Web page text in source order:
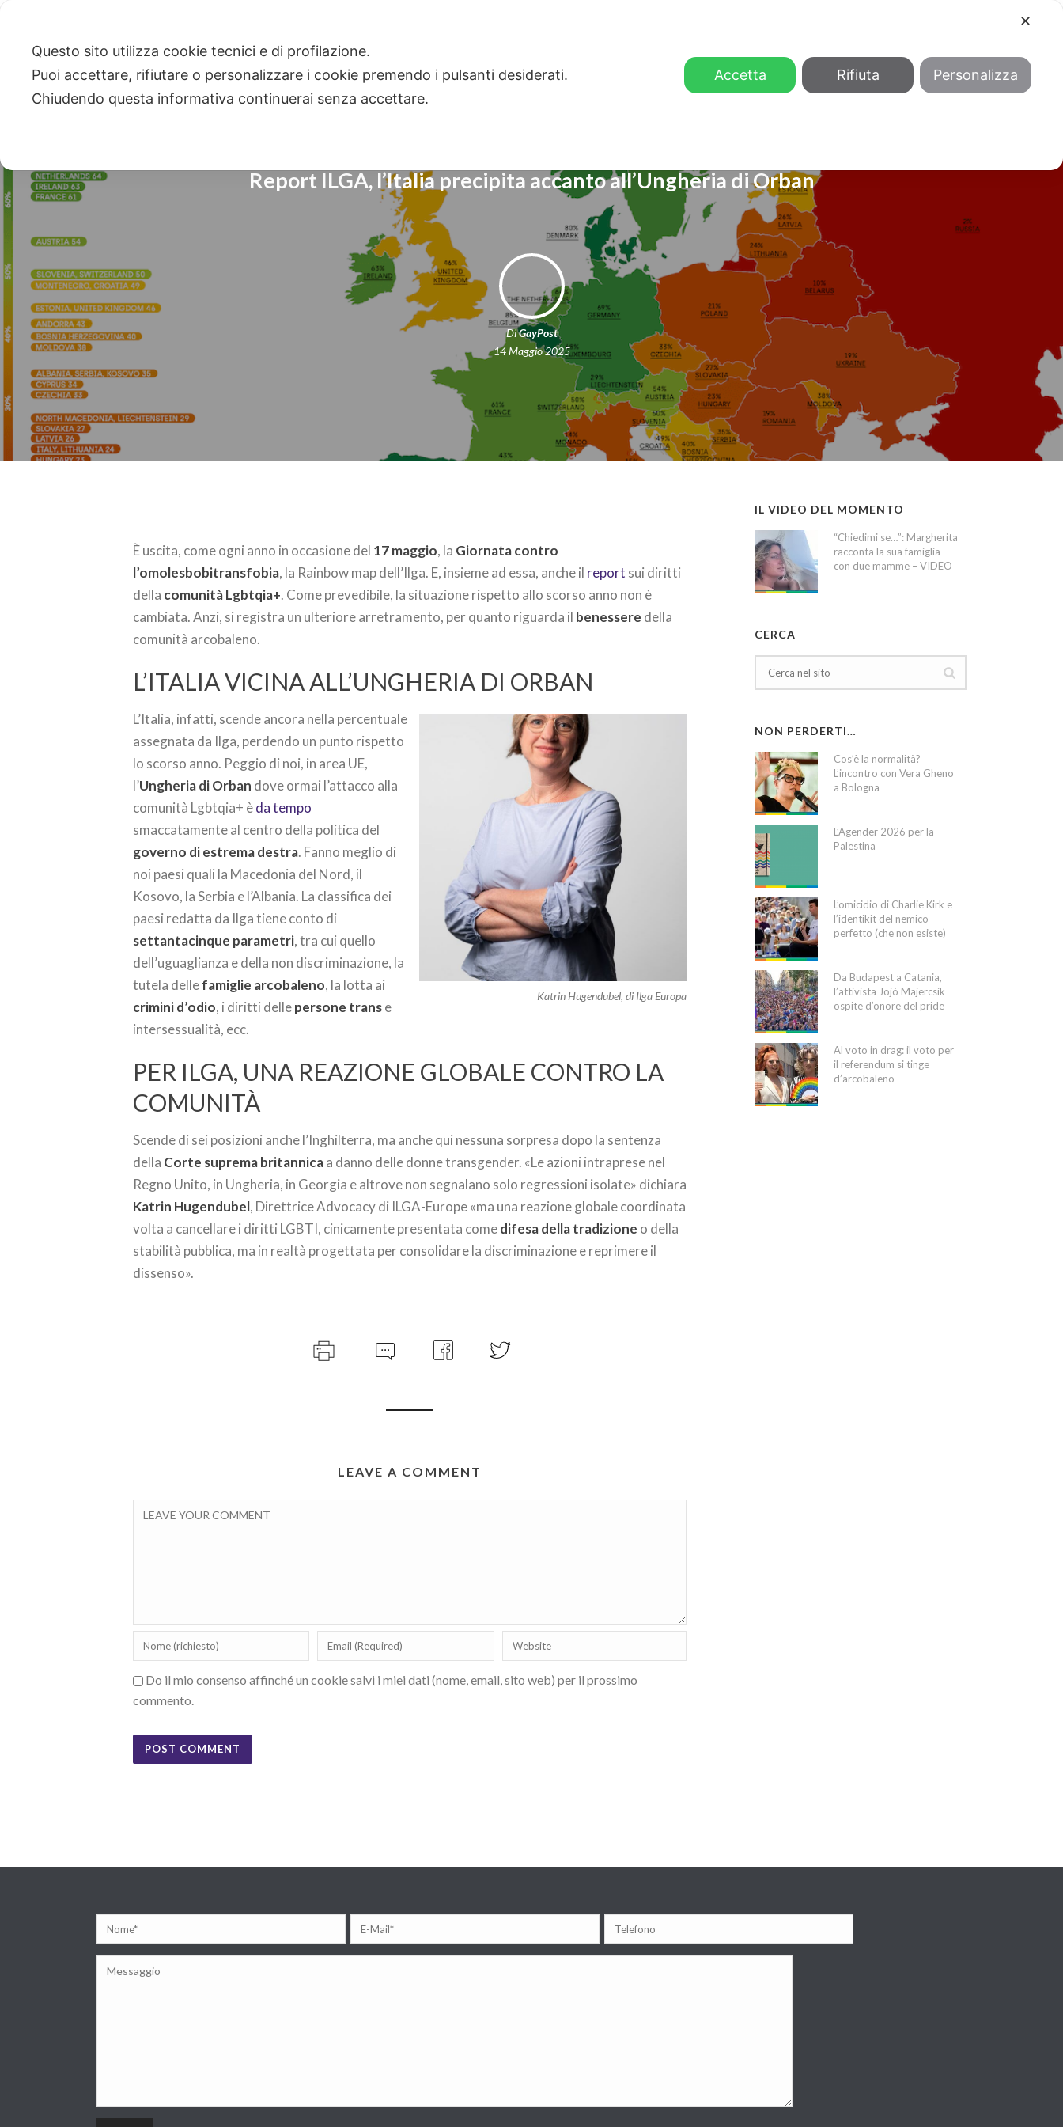
Report ILGA, l’Italia precipita accanto all’Ungheria di Orban
DiGayPost
14 Maggio 2025
È uscita, come ogni anno in occasione del 17 maggio, la Giornata contro
l’omolesbobitransfobia, la Rainbow map dell’Ilga. E, insieme ad essa, anche il report sui diritti
della comunità Lgbtqia+. Come prevedibile, la situazione rispetto allo scorso anno non è
cambiata. Anzi, si registra un ulteriore arretramento, per quanto riguarda il benessere della
comunità arcobaleno.
L’ITALIA VICINA ALL’UNGHERIA DI ORBAN
Katrin Hugendubel, di Ilga Europa
L’Italia, infatti, scende ancora nella percentuale
assegnata da Ilga, perdendo un punto rispetto
lo scorso anno. Peggio di noi, in area UE,
l’Ungheria di Orban dove ormai l’attacco alla
comunità Lgbtqia+ èda tempo
smaccatamente al centro della politica del
governo di estrema destra. Fanno meglio di
noi paesi quali la Macedonia del Nord, il
Kosovo, la Serbia e l’Albania. La classifica dei
paesi redatta da Ilga tiene conto di
settantacinque parametri, tra cui quello
dell’uguaglianza e della non discriminazione, la
tutela dellefamiglie arcobaleno, la lotta ai
crimini d’odio, i diritti dellepersone transe
intersessualità, ecc.
PER ILGA, UNA REAZIONE GLOBALE CONTRO LA
COMUNITÀ
Scende di sei posizioni anche l’Inghilterra, ma anche qui nessuna sorpresa dopo la sentenza
della Corte suprema britannicaa danno delle donne transgender. «Le azioni intraprese nel
Regno Unito, in Ungheria, in Georgia e altrove non segnalano solo regressioni isolate» dichiara
Katrin Hugendubel, Direttrice Advocacy di ILGA-Europe «ma una reazione globale coordinata
volta a cancellare i diritti LGBTI, cinicamente presentata comedifesa della tradizione o della
stabilità pubblica, ma in realtà progettata per consolidare la discriminazione e reprimere il
dissenso».
LEAVE A COMMENT
Do il mio consenso affinché un cookie salvi i miei dati (nome, email, sito web) per il prossimo
commento.
IL VIDEO DEL MOMENTO
“Chiedimi se…”: Margherita
racconta la sua famiglia
con due mamme – VIDEO
CERCA
NON PERDERTI…
Cos’è la normalità?
L’incontro con Vera Gheno
a Bologna
L’Agender 2026 per la
Palestina
L’omicidio di Charlie Kirk e
l’identikit del nemico
perfetto (che non esiste)
Da Budapest a Catania,
l’attivista Jojó Majercsik
ospite d’onore del pride
Al voto in drag: il voto per
il referendum si tinge
d’arcobaleno
✕
Questo sito utilizza cookie tecnici e di profilazione.
Puoi accettare, rifiutare o personalizzare i cookie premendo i pulsanti desiderati.
Chiudendo questa informativa continuerai senza accettare.
Accetta Rifiuta Personalizza